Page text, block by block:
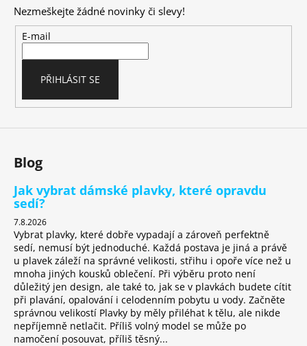
Nezmeškejte žádné novinky či slevy!
E-mail
PŘIHLÁSIT SE
Blog
Jak vybrat dámské plavky, které opravdu
sedí?
7.8.2026
Vybrat plavky, které dobře vypadají a zároveň perfektně
sedí, nemusí být jednoduché. Každá postava je jiná a právě
u plavek záleží na správné velikosti, střihu i opoře více než u
mnoha jiných kousků oblečení. Při výběru proto není
důležitý jen design, ale také to, jak se v plavkách budete cítit
při plavání, opalování i celodenním pobytu u vody. Začněte
správnou velikostí Plavky by měly přiléhat k tělu, ale nikde
nepříjemně netlačit. Příliš volný model se může po
namočení posouvat, příliš těsný...